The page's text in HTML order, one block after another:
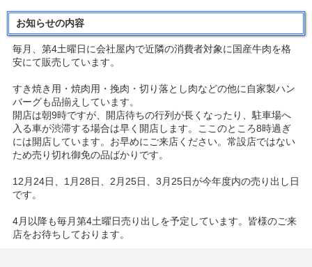
お知らせの内容
毎月、第4土曜日に会社屋内で近隣の消費者対象に国産牛肉を格
安にて販売しています。
すき焼き用・焼肉用・挽肉・切り落とし肉などの他に自家製ハン
バーグも品揃えしています。
開店は朝9時ですが、開店待ちの行列が長くなったり、駐車場へ
入る車が渋滞する場合は早く開店します。ここのところ8時過ぎ
には開店しています。お早めにご来店ください。常設店ではない
ため売り切れ御免の品ばかりです。
12月24日、1月28日、2月25日、3月25日が今年度内の売り出し日
です。
4月以降も毎月第4土曜日売り出しを予定しています。皆様のご来
店をお待ちしております。